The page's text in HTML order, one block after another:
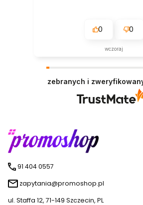
0 0
wczoraj
zebranych i
91 404 0557
zapytania@promoshop.pl
ul. Staffa 12, 71-149 Szczecin, PL